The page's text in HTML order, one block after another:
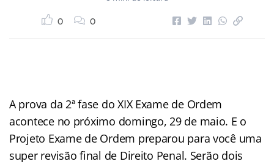
0 0
A prova da 2ª fase do XIX Exame de Ordem
acontece no próximo domingo, 29 de maio. E o
Projeto Exame de Ordem preparou para você uma
super revisão final de Direito Penal. Serão dois